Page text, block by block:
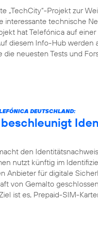
„TechCity“-Projekt zur
interessante technische
hat Telefónica auf
diesem Info-Hub werden
die neuesten Tests und
DEUTSCHLAND:
den
nutzt künftig im
Anbieter für digitale
von Gemalto
ist es, Prepaid-SIM-